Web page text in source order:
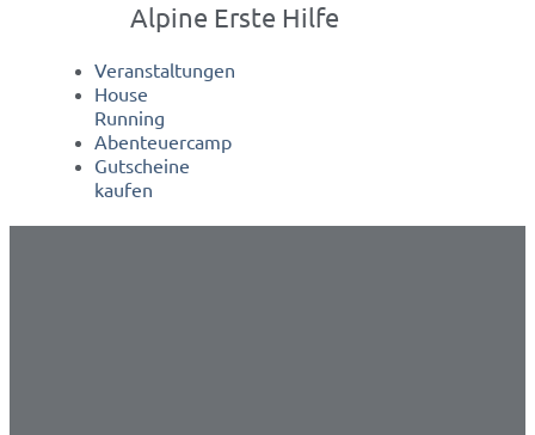
Alpine Erste Hilfe
Veranstaltungen
House
Running
Abenteuercamp
Gutscheine
kaufen